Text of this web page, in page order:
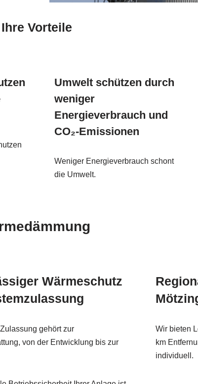
Vorteile
Umwelt schützen durch
weniger
Energieverbrauch und
CO₂-Emissionen
Weniger Energieverbrauch schont
die Umwelt.
Wärmeschutz
gehört zur
von der Entwicklung bis zur
Wir bieten
km
individuell.